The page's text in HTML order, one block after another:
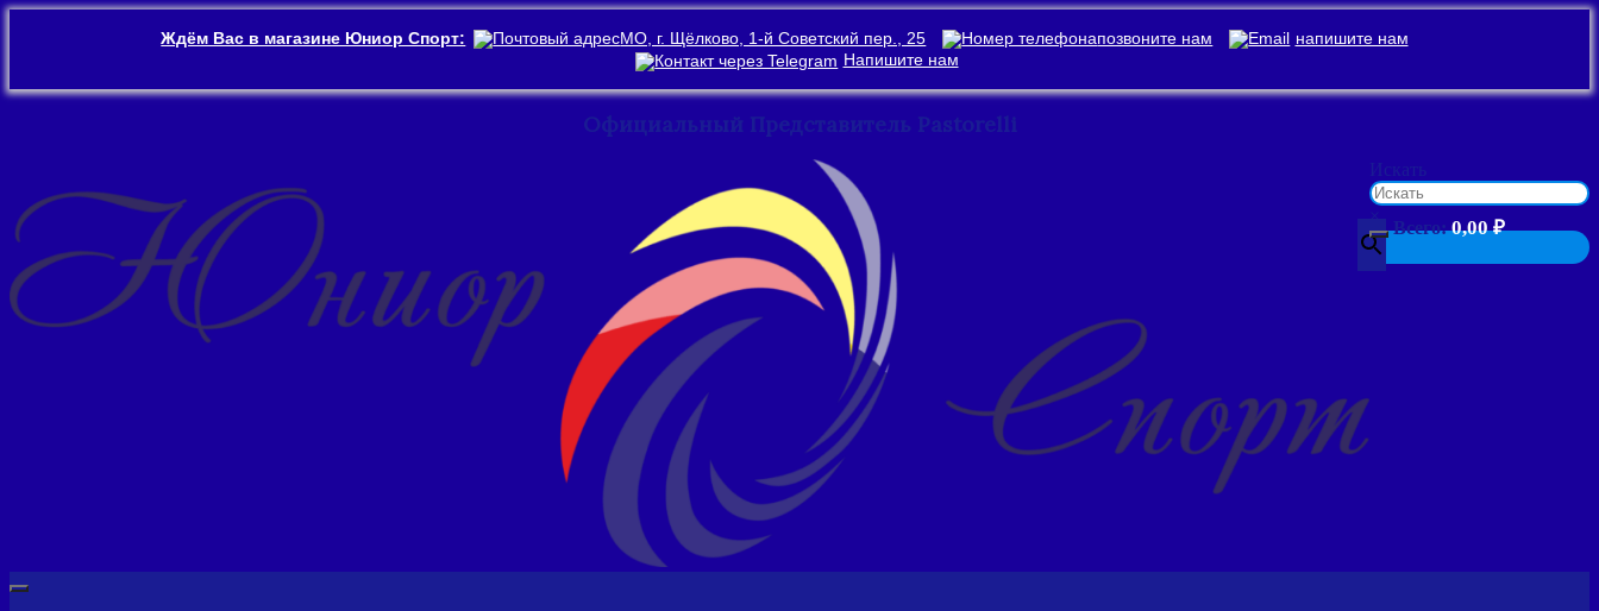
Ждём Вас в магазине Юниор Спорт: МО, г. Щёлково, 1-й Советский пер., 25 позвоните нам
напишите нам
Напишите нам
Официальный Представитель Pastorelli
содержимому
Искать
×
Всего:0,00₽